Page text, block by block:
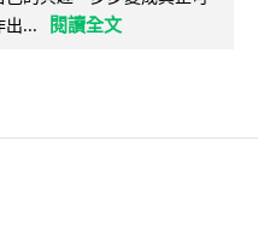
出...
閱讀全文